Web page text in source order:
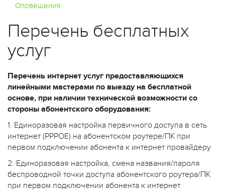
Оповещения
Перечень бесплатных
услуг
Перечень интернет услуг предоставляющихся
линейными мастерами по выезду на бесплатной
основе, при наличии технической возможности со
стороны абонентского оборудования:
1. Единоразовая настройка первичного доступа в сеть
интернет (PPPOE) на абонентском роутере/ПК при
первом подключении абонента к интернет провайдеру
2. Единоразовая настройка, смена названия/пароля
беспроводной точки доступа абонентского роутера/ПК
при первом подключении абонента к интернет